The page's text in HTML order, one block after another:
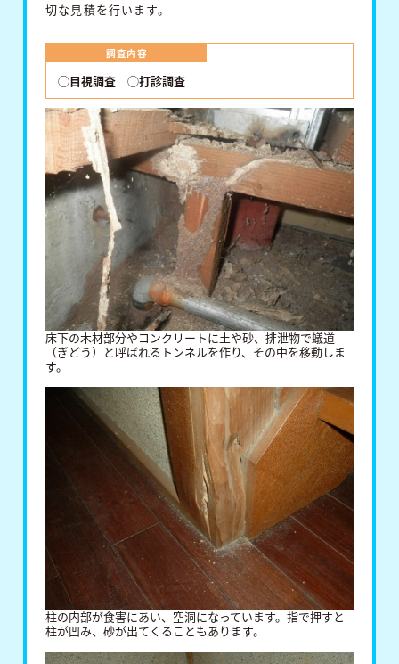
切な⾒積を⾏います。
調査内容
◯目視調査 ◯打診調査
床下の木材部分やコンクリートに土や砂、排泄物で蟻道
（ぎどう）と呼ばれるトンネルを作り、その中を移動しま
す。
柱の内部が食害にあい、空洞になっています。指で押すと
柱が凹み、砂が出てくることもあります。